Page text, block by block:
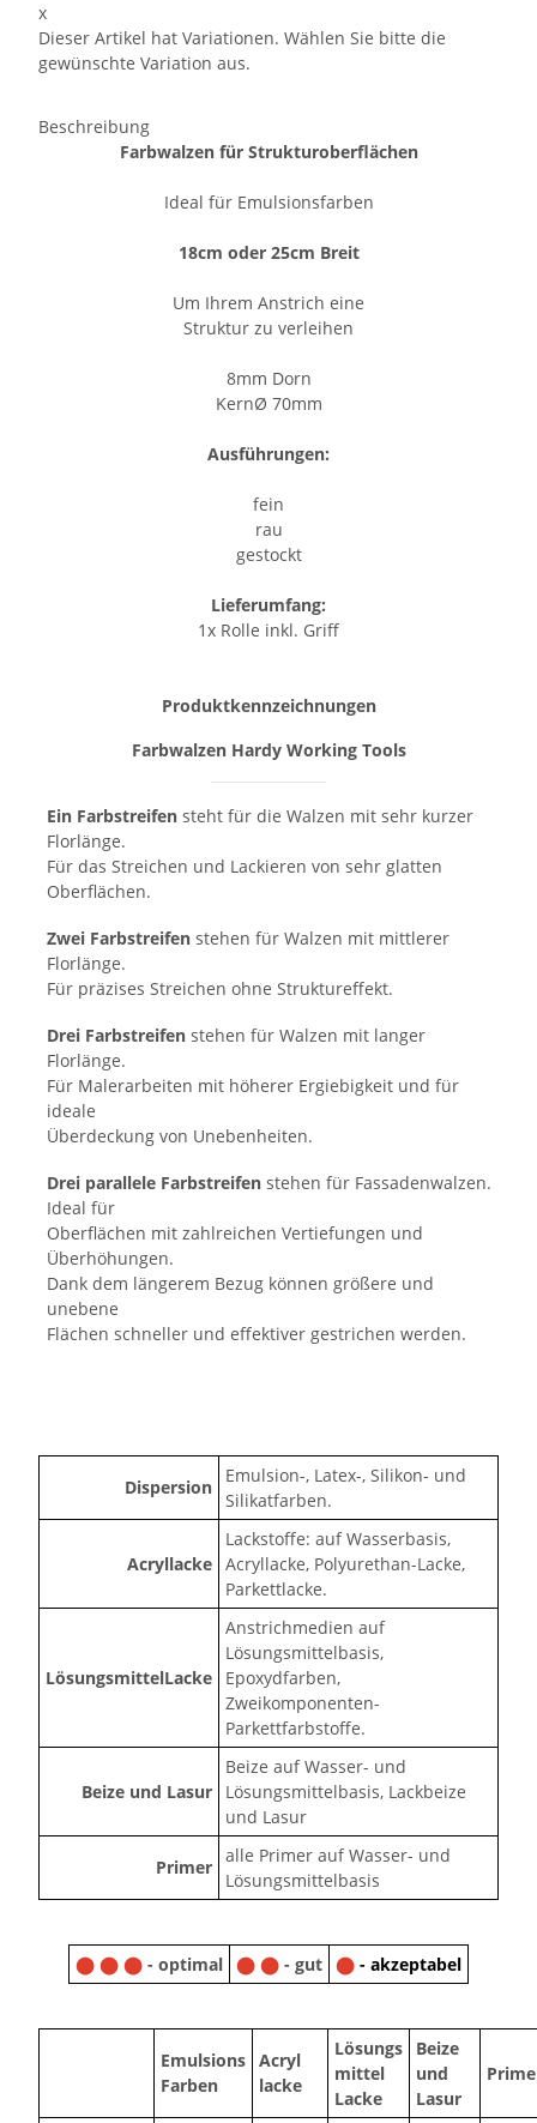
x
Dieser Artikel hat Variationen. Wählen Sie bitte die
gewünschte Variation aus.
Beschreibung
Farbwalzen für Strukturoberflächen
Ideal für Emulsionsfarben
18cm oder 25cm Breit
Um Ihrem Anstrich eine
Struktur zu verleihen
8mm Dorn
KernØ 70mm
Ausführungen:
fein
rau
gestockt
Lieferumfang:
1x Rolle inkl. Griff
Produktkennzeichnungen
Farbwalzen Hardy Working Tools
Ein Farbstreifen steht für die Walzen mit sehr kurzer
Florlänge.
Für das Streichen und Lackieren von sehr glatten
Oberflächen.
Zwei Farbstreifen stehen für Walzen mit mittlerer
Florlänge.
Für präzises Streichen ohne Struktureffekt.
Drei Farbstreifen stehen für Walzen mit langer
Florlänge.
Für Malerarbeiten mit höherer Ergiebigkeit und für
ideale
Überdeckung von Unebenheiten.
Drei parallele Farbstreifen stehen für Fassadenwalzen.
Ideal für
Oberflächen mit zahlreichen Vertiefungen und
Überhöhungen.
Dank dem längerem Bezug können größere und
unebene
Flächen schneller und effektiver gestrichen werden.
Dispersion
Emulsion-, Latex-, Silikon- und
Silikatfarben.
Acryllacke
Lackstoffe: auf Wasserbasis,
Acryllacke, Polyurethan-Lacke,
Parkettlacke.
LösungsmittelLacke
Anstrichmedien auf
Lösungsmittelbasis,
Epoxydfarben,
Zweikomponenten-
Parkettfarbstoffe.
Beize und Lasur
Beize auf Wasser- und
Lösungsmittelbasis, Lackbeize
und Lasur
Primer
alle Primer auf Wasser- und
Lösungsmittelbasis
⬤ ⬤ ⬤ - optimal ⬤ ⬤ - gut ⬤ - akzeptabel
Emulsions
Farben
Acryl
lacke
Lösungs
mittel
Lacke
Beize
und
Lasur